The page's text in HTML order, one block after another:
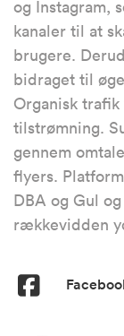
og Instagram,
kanaler til at
brugere.
bidraget til
Organisk
tilstrømning.
gennem
flyers.
DBA og Gul
rækkevidden